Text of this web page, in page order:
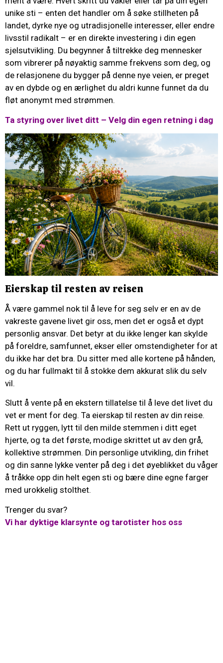
unike sti – enten det handler om å søke stillheten på
landet, dyrke nye og utradisjonelle interesser, eller endre
livsstil radikalt – er en direkte investering i din egen
sjelsutvikling. Du begynner å tiltrekke deg mennesker
som vibrerer på nøyaktig samme frekvens som deg, og
de relasjonene du bygger på denne nye veien, er preget
av en dybde og en ærlighet du aldri kunne funnet da du
fløt anonymt med strømmen.
Ta styring over livet ditt – Velg din egen retning i dag
Eierskap til resten av reisen
Å være gammel nok til å leve for seg selv er en av de
vakreste gavene livet gir oss, men det er også et dypt
personlig ansvar. Det betyr at du ikke lenger kan skylde
på foreldre, samfunnet, ekser eller omstendigheter for at
du ikke har det bra. Du sitter med alle kortene på hånden,
og du har fullmakt til å stokke dem akkurat slik du selv
vil.
Slutt å vente på en ekstern tillatelse til å leve det livet du
vet er ment for deg. Ta eierskap til resten av din reise.
Rett ut ryggen, lytt til den milde stemmen i ditt eget
hjerte, og ta det første, modige skrittet ut av den grå,
kollektive strømmen. Din personlige utvikling, din frihet
og din sanne lykke venter på deg i det øyeblikket du våger
å tråkke opp din helt egen sti og bære dine egne farger
med urokkelig stolthet.
Trenger du svar?
Vi har dyktige klarsynte og tarotister hos oss